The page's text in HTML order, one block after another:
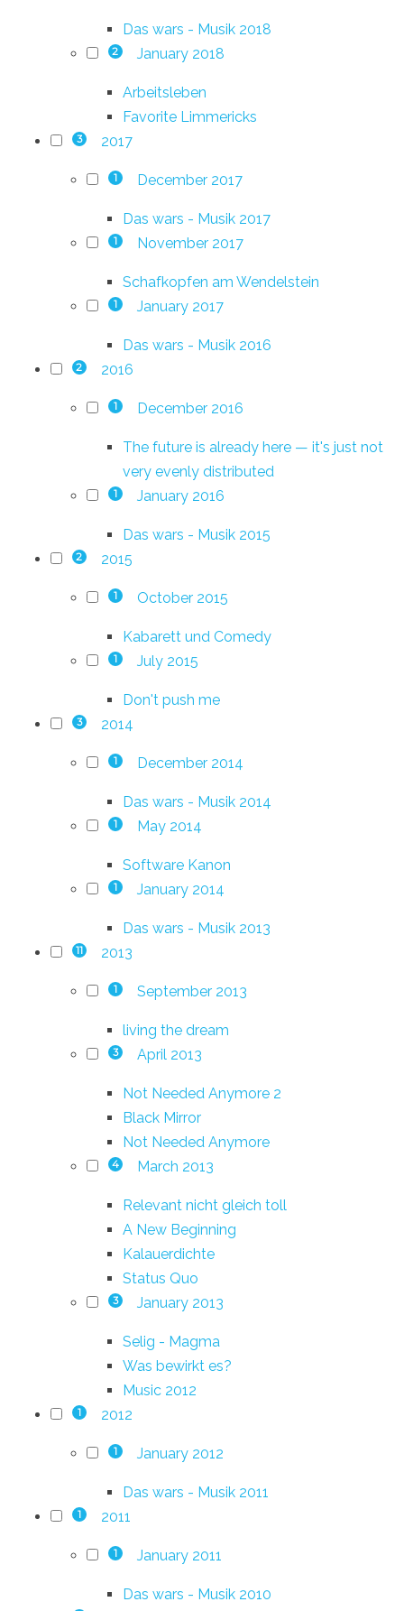
Das wars - Musik 2018
2 January 2018
Arbeitsleben
Favorite Limmericks
3 2017
1 December 2017
Das wars - Musik 2017
1 November 2017
Schafkopfen am Wendelstein
1 January 2017
Das wars - Musik 2016
2 2016
1 December 2016
The future is already here — it's just not
very evenly distributed
1 January 2016
Das wars - Musik 2015
2 2015
1 October 2015
Kabarett und Comedy
1 July 2015
Don't push me
3 2014
1 December 2014
Das wars - Musik 2014
1 May 2014
Software Kanon
1 January 2014
Das wars - Musik 2013
11 2013
1 September 2013
living the dream
3 April 2013
Not Needed Anymore 2
Black Mirror
Not Needed Anymore
4 March 2013
Relevant nicht gleich toll
A New Beginning
Kalauerdichte
Status Quo
3 January 2013
Selig - Magma
Was bewirkt es?
Music 2012
1 2012
1 January 2012
Das wars - Musik 2011
1 2011
1 January 2011
Das wars - Musik 2010